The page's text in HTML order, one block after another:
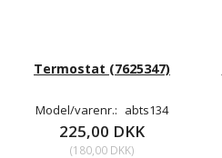
Termostat (7625347)
Model/varenr.: abts134
225,00 DKK
(180,00 DKK)